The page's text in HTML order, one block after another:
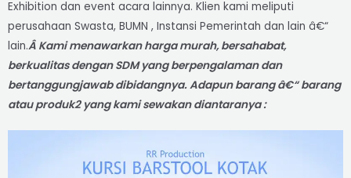
Exhibition dan event acara lainnya. Klien kami meliputi
perusahaan Swasta, BUMN , Instansi Pemerintah dan lain â€“
lain.Â Kami menawarkan harga murah, bersahabat,
berkualitas dengan SDM yang berpengalaman dan
bertanggungjawab dibidangnya.Adapun barang â€“ barang
atau produk2 yang kami sewakan diantaranya :